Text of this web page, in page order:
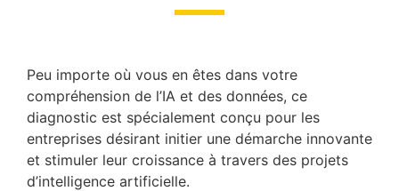
Peu importe où vous en êtes dans votre
compréhension de l’IA et des données, ce
diagnostic est spécialement conçu pour les
entreprises désirant initier une démarche innovante
et stimuler leur croissance à travers des projets
d’intelligence artificielle.